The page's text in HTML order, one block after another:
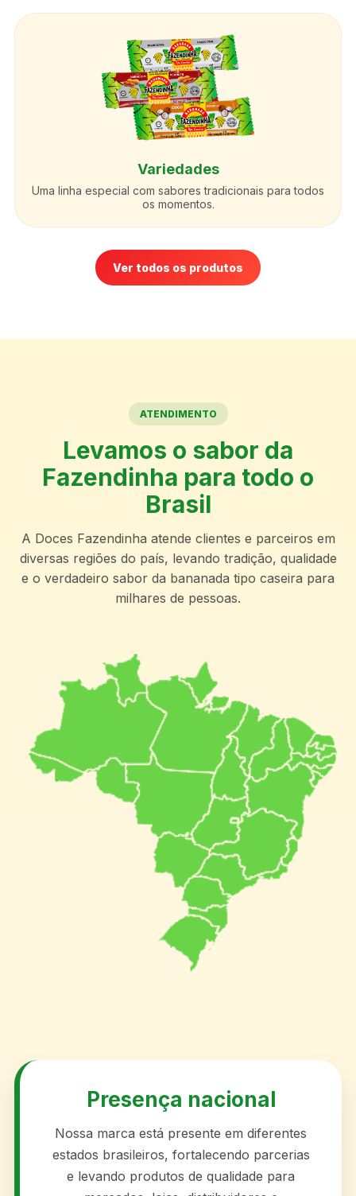
Variedades
Uma linha especial com sabores tradicionais para todos
os momentos.
Ver todos os produtos
ATENDIMENTO
Levamos o sabor da
Fazendinha para todo o
Brasil
A Doces Fazendinha atende clientes e parceiros em
diversas regiões do país, levando tradição, qualidade
e o verdadeiro sabor da bananada tipo caseira para
milhares de pessoas.
Presença nacional
Nossa marca está presente em diferentes
estados brasileiros, fortalecendo parcerias
e levando produtos de qualidade para